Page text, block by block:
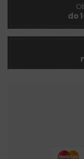
do